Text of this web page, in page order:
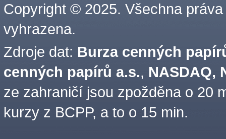
Copyright © 2025. Všechna práva
vyhrazena.
Zdroje dat: Burza cenných
cenných papírů a.s., NASDAQ,
ze zahraničí jsou zpožděna o 20
kurzy z BCPP, a to o 15 min.